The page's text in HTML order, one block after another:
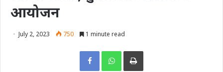
आयोजन
July 2, 2023 750 1 minute read
Print